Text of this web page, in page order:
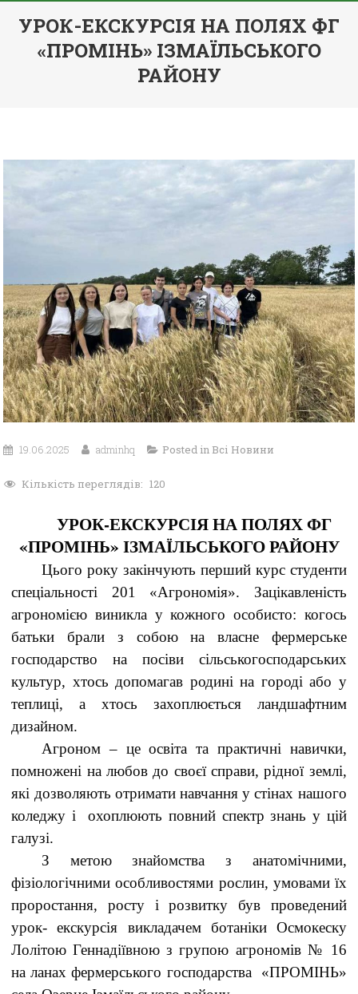
УРОК-ЕКСКУРСІЯ НА ПОЛЯХ ФГ
«ПРОМІНЬ» ІЗМАЇЛЬСЬКОГО
РАЙОНУ
19.06.2025 adminhq Posted in Всі Новини
Кількість переглядів: 120
УРОК-ЕКСКУРСІЯ НА ПОЛЯХ ФГ
«ПРОМІНЬ» ІЗМАЇЛЬСЬКОГО РАЙОНУ
Цього року закінчують перший курс студенти
спеціальності 201 «Агрономія». Зацікавленість
агрономією виникла у кожного особисто: когось
батьки брали з собою на власне фермерське
господарство на посіви сільськогосподарських
культур, хтось допомагав родині на городі або у
теплиці, а хтось захоплюється ландшафтним
дизайном.
Агроном – це освіта та практичні навички,
помножені на любов до своєї справи, рідної землі,
які дозволяють отримати навчання у стінах нашого
коледжу і охоплюють повний спектр знань у цій
галузі.
З метою знайомства з анатомічними,
фізіологічними особливостями рослин, умовами їх
проростання, росту і розвитку був проведений
урок- екскурсія викладачем ботаніки Осмокеску
Лолітою Геннадіївною з групою агрономів № 16
на ланах фермерського господарства «ПРОМІНЬ»